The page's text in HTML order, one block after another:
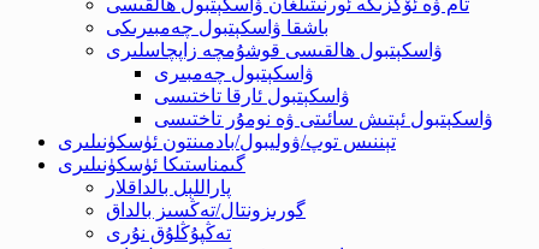
باشقا ۋاسكېتبول چەمبىرىكى
ۋاسكېتبول ھالقىسى قوشۇمچە زاپچاسلىرى
ۋاسكېتبول چەمبىرى
ۋاسكېتبول ئارقا تاختىسى
ۋاسكېتبول ئېتىش سائىتى ۋە نومۇر تاختىسى
تېننىس توپ/ۋوليبول/بادمىنتون ئۈسكۈنىلىرى
گىمناستىكا ئۈسكۈنىلىرى
پاراللېل بالداقلار
گورىزونتال/تەڭسىز بالداق
تەڭپۇڭلۇق نۇرى